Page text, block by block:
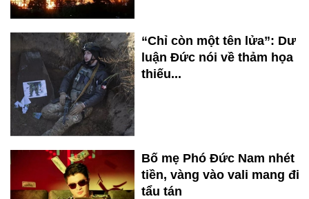
“Chỉ còn một tên lửa”: Dư
luận Đức nói về thảm họa
thiếu...
Bố mẹ Phó Đức Nam nhét
tiền, vàng vào vali mang đi
tẩu tán